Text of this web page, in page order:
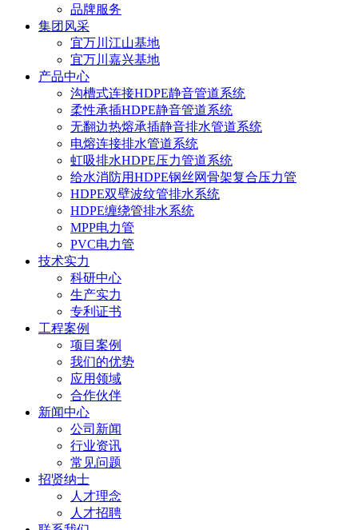
品牌服务
集团风采
宜万川江山基地
宜万川嘉兴基地
产品中心
沟槽式连接HDPE静音管道系统
柔性承插HDPE静音管道系统
无翻边热熔承插静音排水管道系统
电熔连接排水管道系统
虹吸排水HDPE压力管道系统
给水消防用HDPE钢丝网骨架复合压力管
HDPE双壁波纹管排水系统
HDPE缠绕管排水系统
MPP电力管
PVC电力管
技术实力
科研中心
生产实力
专利证书
工程案例
项目案例
我们的优势
应用领域
合作伙伴
新闻中心
公司新闻
行业资讯
常见问题
招贤纳士
人才理念
人才招聘